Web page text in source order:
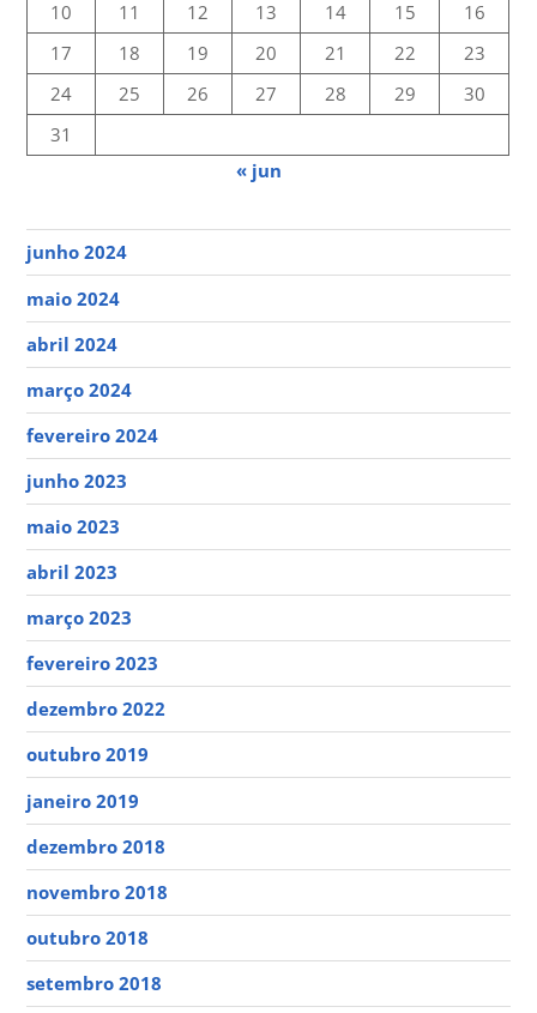
10
11 12 13 14 15
16
17
18 19 20 21 22
23
24
25 26 27 28 29
30
31
« jun
junho 2024
maio 2024
abril 2024
março 2024
fevereiro 2024
junho 2023
maio 2023
abril 2023
março 2023
fevereiro 2023
dezembro 2022
outubro 2019
janeiro 2019
dezembro 2018
novembro 2018
outubro 2018
setembro 2018